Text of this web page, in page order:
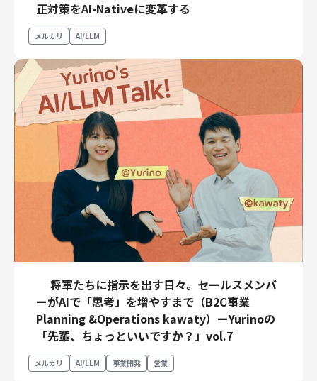
正対策をAI-Nativeに変革する
メルカリ AI/LLM
将軍たちに指示を出す日々。セールスメンバ
ーがAIで「思考」を増やすまで（B2C事業
Planning &Operations kawaty）ーYurinoの
「先輩、ちょっといいですか？」vol.7
メルカリ AI/LLM 事業開発 営業